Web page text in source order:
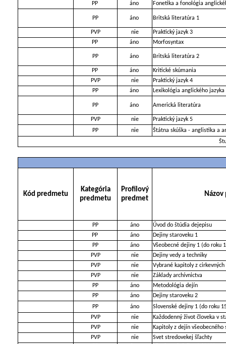
PP
áno Fonetika a fonológia
PP áno Britská literatúra 1
PVP nie
Praktický jazyk 3
PP
áno Morfosyntax
PP áno Britská literatúra 2
PP áno
Kritické skúmania
PVP
nie
Praktický jazyk 4
PP
áno Lexikológia anglického jazyka
PP áno Americká literatúra
PVP nie
Praktický jazyk 5
PP
nie
Štátna skúška - anglistika a
Kód predmetu
Kategória
predmetu
Profilový
predmet
Názov
PP áno
Úvod do štúdia dejepisu
PP
áno
Dejiny staroveku 1
PP
áno
Všeobecné dejiny 1 (do roku
PVP
nie
Dejiny vedy a techniky
PVP
nie
Vybrané kapitoly z
PVP
nie
Základy archívnictva
PP
áno
Metodológia dejín
PP
áno
Dejiny staroveku 2
PP
áno
Slovenské dejiny 1 (do roku
PVP
nie
Každodenný život človeka v
PVP
nie
Kapitoly z dejín všeobecného
PVP
nie
Svet stredovekej šľachty